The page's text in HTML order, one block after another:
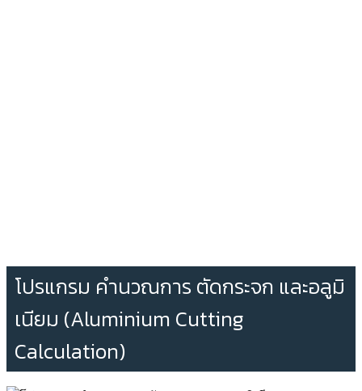
โปรแกรม คำนวณการ ตัดกระจก และอลูมิ
เนียม (Aluminium Cutting
Calculation)